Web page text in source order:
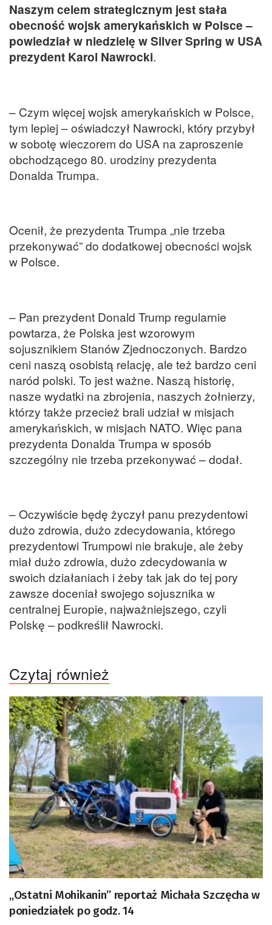
Naszym celem strategicznym jest stała
obecność wojsk amerykańskich w Polsce –
powiedział w niedzielę w Silver Spring w USA
prezydent Karol Nawrocki.
– Czym więcej wojsk amerykańskich w Polsce,
tym lepiej – oświadczył Nawrocki, który przybył
w sobotę wieczorem do USA na zaproszenie
obchodzącego 80. urodziny prezydenta
Donalda Trumpa.
Ocenił, że prezydenta Trumpa „nie trzeba
przekonywać” do dodatkowej obecności wojsk
w Polsce.
– Pan prezydent Donald Trump regularnie
powtarza, że Polska jest wzorowym
sojusznikiem Stanów Zjednoczonych. Bardzo
ceni naszą osobistą relację, ale też bardzo ceni
naród polski. To jest ważne. Naszą historię,
nasze wydatki na zbrojenia, naszych żołnierzy,
którzy także przecież brali udział w misjach
amerykańskich, w misjach NATO. Więc pana
prezydenta Donalda Trumpa w sposób
szczególny nie trzeba przekonywać – dodał.
– Oczywiście będę życzył panu prezydentowi
dużo zdrowia, dużo zdecydowania, którego
prezydentowi Trumpowi nie brakuje, ale żeby
miał dużo zdrowia, dużo zdecydowania w
swoich działaniach i żeby tak jak do tej pory
zawsze doceniał swojego sojusznika w
centralnej Europie, najważniejszego, czyli
Polskę – podkreślił Nawrocki.
Czytaj również
„Ostatni Mohikanin” reportaż Michała Szczęcha w
poniedziałek po godz. 14